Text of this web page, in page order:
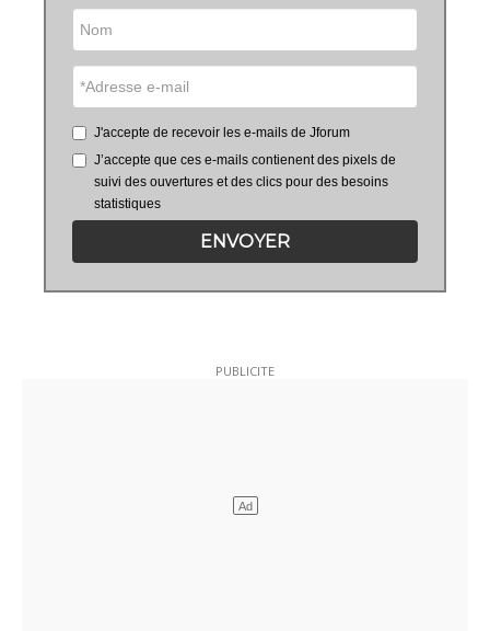
J'accepte de recevoir les e-mails de Jforum
J’accepte que ces e-mails contienent des pixels de
suivi des ouvertures et des clics pour des besoins
statistiques
ENVOYER